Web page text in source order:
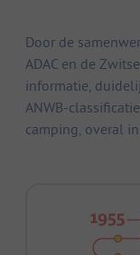
Door de
ADAC en de
informatie,
ANWB-
camping, overal